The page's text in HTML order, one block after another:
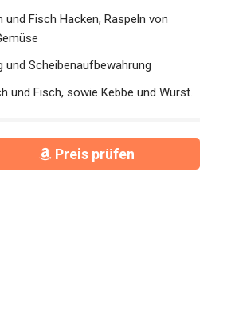
Fisch Hacken, Raspeln von
und Scheibenaufbewahrung
und Fisch, sowie Kebbe und Wurst.
Preis prüfen